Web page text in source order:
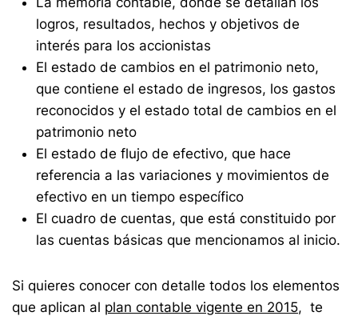
logros, resultados, hechos y objetivos de
interés para los accionistas
El estado de cambios en el patrimonio neto,
que contiene el estado de ingresos, los gastos
reconocidos y el estado total de cambios en el
patrimonio neto
El estado de flujo de efectivo, que hace
referencia a las variaciones y movimientos de
efectivo en un tiempo específico
El cuadro de cuentas, que está constituido por
las cuentas básicas que mencionamos al inicio.
Si quieres conocer con detalle todos los elementos
que aplican al plan contable vigente en 2015, te